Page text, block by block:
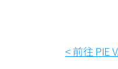
< 前往 PIE